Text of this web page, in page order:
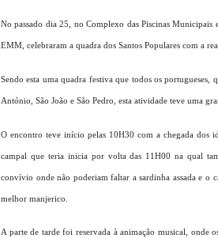
No passado dia 25, no Complexo das Piscinas
EMM, celebraram a quadra dos Santos Populares com a
Sendo esta uma quadra festiva que todos os portugueses,
António, São João e São Pedro, esta atividade teve uma
O encontro teve início pelas 10H30 com a chegada dos
campal que teria inicia por volta das 11H00 na qual
convívio onde não poderiam faltar a sardinha assada e o
melhor manjerico.
A parte de tarde foi reservada à animação musical, onde